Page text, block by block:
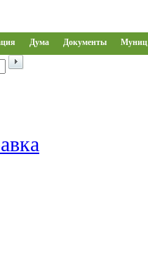
Дума Документы Муниц